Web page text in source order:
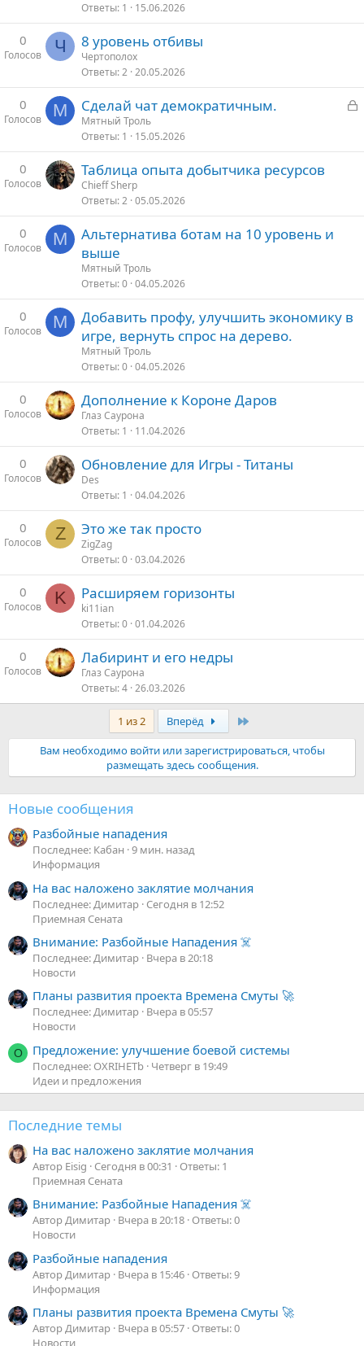
Ответы 1 15.06.2026
0
Голосов Ч 8 уровень отбивы
Чертополох
Ответы 2 20.05.2026
0
Голосов М
З
р
Сделай чат демократичным.
Мятный Троль
Ответы 1 15.05.2026
0
Голосов
Таблица опыта добытчика ресурсов
Chieff Sherp
Ответы 2 05.05.2026
0
Голосов М
Альтернатива ботам на 10 уровень и
выше
Мятный Троль
Ответы 0 04.05.2026
0
Голосов М
Добавить профу, улучшить экономику в
игре, вернуть спрос на дерево.
Мятный Троль
Ответы 0 04.05.2026
0
Голосов
Дополнение к Короне Даров
Глаз Саурона
Ответы 1 11.04.2026
0
Голосов
Обновление для Игры - Титаны
Des
Ответы 1 04.04.2026
0
Голосов Z Это же так просто
ZigZag
Ответы 0 03.04.2026
0
Голосов K Расширяем горизонты
ki11ian
Ответы 0 01.04.2026
0
Голосов
Лабиринт и его недры
Глаз Саурона
Ответы 4 26.03.2026
1 из 2 Вперёд
Вам необходимо войти или зарегистрироваться, чтобы
размещать здесь сообщения.
Новые сообщения
Разбойные нападения
Последнее: Кабан 9 мин. назад
Информация
На вас наложено заклятие молчания
Последнее: Димитар Сегодня в 12:52
Приемная Сената
Внимание: Разбойные Нападения ☠️
Последнее: Димитар Вчера в 20:18
Новости
Планы развития проекта Времена Смуты 🚀
Последнее: Димитар Вчера в 05:57
Новости
O Предложение: улучшение боевой системы
Последнее: OXRIHETb Четверг в 19:49
Идеи и предложения
Последние темы
На вас наложено заклятие молчания
Автор Eisig Сегодня в 00:31
Ответы: 1
Приемная Сената
Внимание: Разбойные Нападения ☠️
Автор Димитар Вчера в 20:18 Ответы: 0
Новости
Разбойные нападения
Автор Димитар Вчера в 15:46 Ответы: 9
Информация
Планы развития проекта Времена Смуты 🚀
Автор Димитар Вчера в 05:57 Ответы: 0
Новости